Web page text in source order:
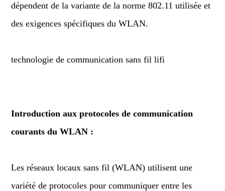
dépendent de la variante de la norme 802.11 utilisée et
des exigences spécifiques du WLAN.
technologie de communication sans fil lifi
Introduction aux protocoles de communication
courants du WLAN :
Les réseaux locaux sans fil (WLAN) utilisent une
variété de protocoles pour communiquer entre les